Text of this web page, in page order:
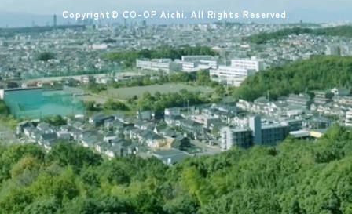
Copyright© CO-OP Aichi. All Rights Reserved.